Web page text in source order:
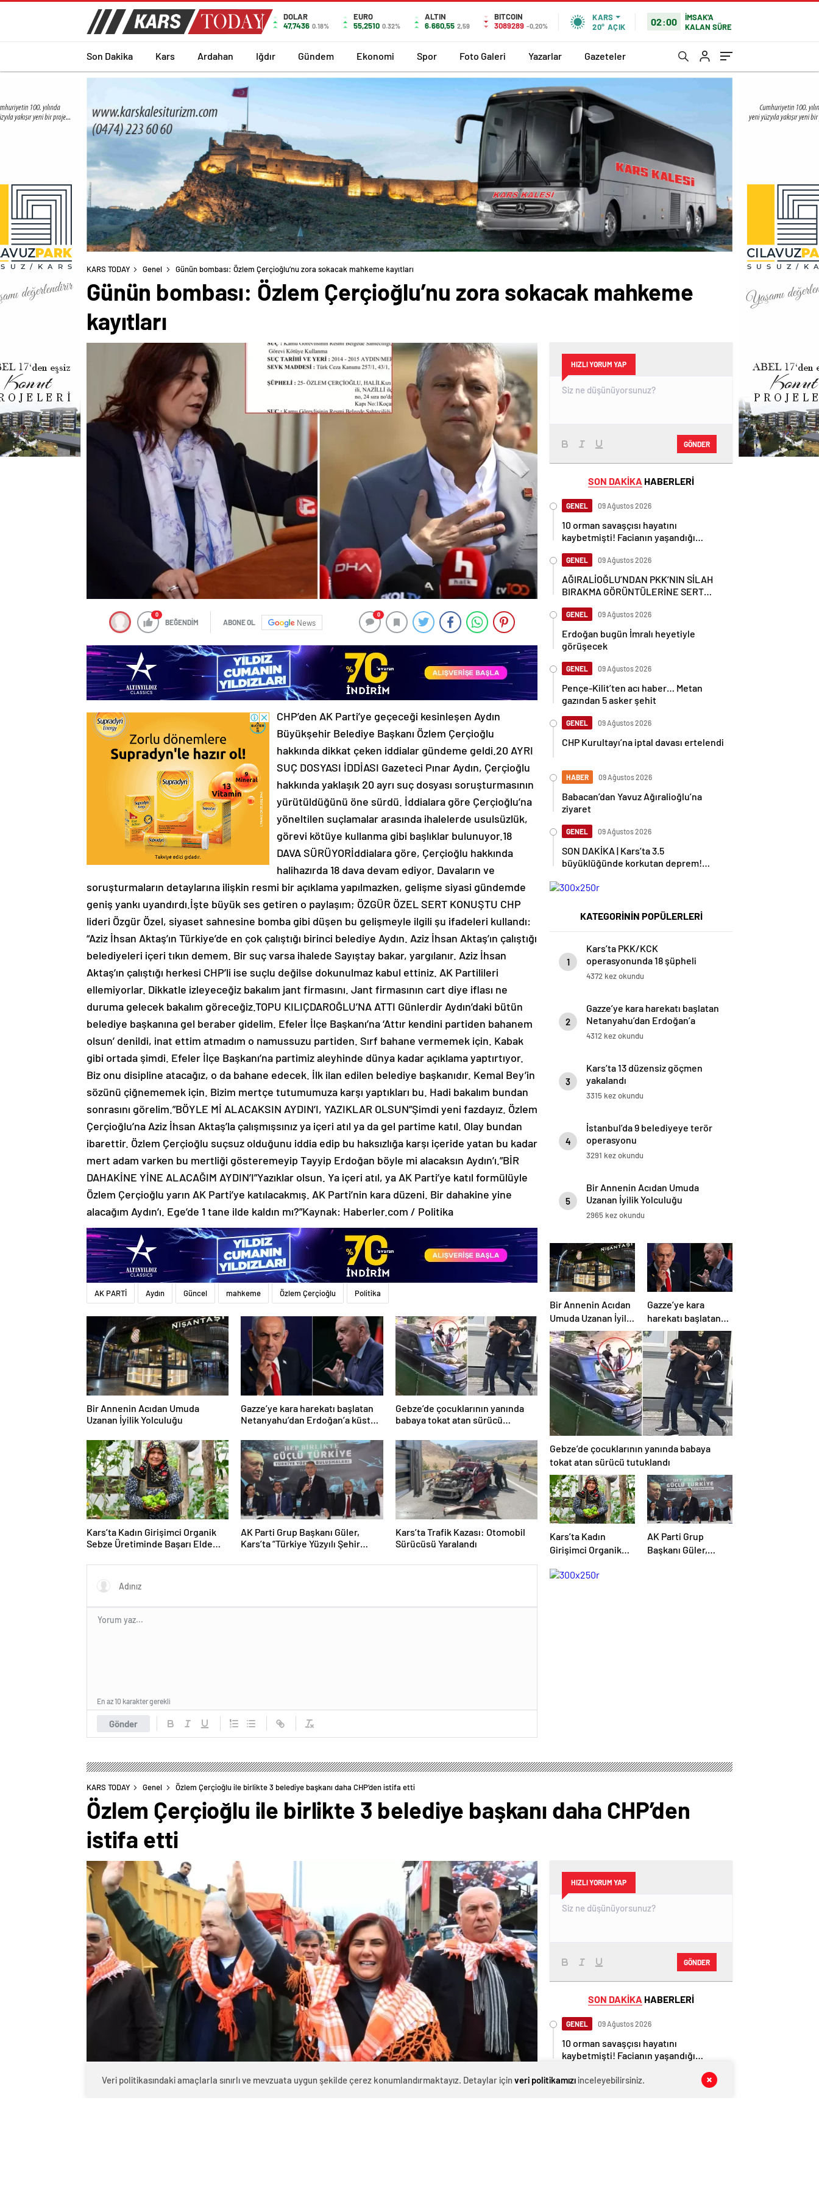
DOLAR
47,7436 0.18%
EURO
55,2510 0.32%
ALTIN
6.660,55 2,59
BITCOIN
3089289 -0,20%
KARS
20° AÇIK 02:00
İMSAK'A
KALAN SÜRE
Son Dakika Kars Ardahan Iğdır Gündem Ekonomi Spor Foto Galeri Yazarlar Gazeteler
KARS TODAY Genel Günün bombası: Özlem Çerçioğlu’nu zora sokacak mahkeme kayıtları
Günün bombası: Özlem Çerçioğlu’nu zora sokacak mahkeme
kayıtları
0
BEĞENDİM ABONE OL News
0
CHP’den AK Parti’ye geçeceği kesinleşen Aydın
Büyükşehir Belediye Başkanı Özlem Çerçioğlu
hakkında dikkat çeken iddialar gündeme geldi.20 AYRI
SUÇ DOSYASI İDDİASI Gazeteci Pınar Aydın, Çerçioğlu
hakkında yaklaşık 20 ayrı suç dosyası soruşturmasının
yürütüldüğünü öne sürdü. İddialara göre Çerçioğlu’na
yöneltilen suçlamalar arasında ihalelerde usulsüzlük,
görevi kötüye kullanma gibi başlıklar bulunuyor.18
DAVA SÜRÜYORİddialara göre, Çerçioğlu hakkında
halihazırda 18 dava devam ediyor. Davaların ve
soruşturmaların detaylarına ilişkin resmi bir açıklama yapılmazken, gelişme siyasi gündemde
geniş yankı uyandırdı.İşte büyük ses getiren o paylaşım; ÖZGÜR ÖZEL SERT KONUŞTU CHP
lideri Özgür Özel, siyaset sahnesine bomba gibi düşen bu gelişmeyle ilgili şu ifadeleri kullandı:
“Aziz İhsan Aktaş’ın Türkiye’de en çok çalıştığı birinci belediye Aydın. Aziz İhsan Aktaş’ın çalıştığı
belediyeleri içeri tıkın demem. Bir suç varsa ihalede Sayıştay bakar, yargılanır. Aziz İhsan
Aktaş’ın çalıştığı herkesi CHP’li ise suçlu değilse dokunulmaz kabul ettiniz. AK Partilileri
ellemiyorlar. Dikkatle izleyeceğiz bakalım jant firmasını. Jant firmasının cart diye iflası ne
duruma gelecek bakalım göreceğiz.TOPU KILIÇDAROĞLU’NA ATTI Günlerdir Aydın’daki bütün
belediye başkanına gel beraber gidelim. Efeler İlçe Başkanı’na ‘Attır kendini partiden bahanem
olsun’ denildi, inat ettim atmadım o namussuzu partiden. Sırf bahane vermemek için. Kabak
gibi ortada şimdi. Efeler İlçe Başkanı’na partimiz aleyhinde dünya kadar açıklama yaptırtıyor.
Biz onu disipline atacağız, o da bahane edecek. İlk ilan edilen belediye başkanıdır. Kemal Bey’in
sözünü çiğnememek için. Bizim mertçe tutumumuza karşı yaptıkları bu. Hadi bakalım bundan
sonrasını görelim.”BÖYLE Mİ ALACAKSIN AYDIN’I, YAZIKLAR OLSUN”Şimdi yeni fazdayız. Özlem
Çerçioğlu’na Aziz İhsan Aktaş’la çalışmışsınız ya içeri atıl ya da gel partime katıl. Olay bundan
ibarettir. Özlem Çerçioğlu suçsuz olduğunu iddia edip bu haksızlığa karşı içeride yatan bu kadar
mert adam varken bu mertliği gösteremeyip Tayyip Erdoğan böyle mi alacaksın Aydın’ı.”BİR
DAHAKİNE YİNE ALACAĞIM AYDIN’I”Yazıklar olsun. Ya içeri atıl, ya AK Parti’ye katıl formülüyle
Özlem Çerçioğlu yarın AK Parti’ye katılacakmış. AK Parti’nin kara düzeni. Bir dahakine yine
alacağım Aydın’ı. Ege’de 1 tane ilde kaldın mı?”Kaynak: Haberler.com / Politika
AK PARTİ Aydın Güncel mahkeme Özlem Çerçioğlu Politika
Bir Annenin Acıdan Umuda
Uzanan İyilik Yolculuğu
Gazze’ye kara harekatı başlatan
Netanyahu’dan Erdoğan’a küstah
Gebze’de çocuklarının yanında
babaya tokat atan sürücü
Kars’ta Kadın Girişimci Organik
Sebze Üretiminde Başarı Elde
AK Parti Grup Başkanı Güler,
Kars’ta “Türkiye Yüzyılı Şehir
Açıklaması
Kars’ta Trafik Kazası: Otomobil
Sürücüsü Yaralandı
Gönder
En az 10 karakter gerekli
HIZLI YORUM YAP
GÖNDER
SON DAKİKA HABERLERİ
GENEL 09 Ağustos 2026
10 orman savaşçısı hayatını
kaybetmişti! Facianın yaşandığı
GENEL 09 Ağustos 2026
AĞIRALİOĞLU’NDAN PKK’NIN SİLAH
BIRAKMA GÖRÜNTÜLERİNE SERT
GENEL 09 Ağustos 2026
Erdoğan bugün İmralı heyetiyle
görüşecek
GENEL 09 Ağustos 2026
Pençe-Kilit’ten acı haber… Metan
gazından 5 asker şehit
GENEL 09 Ağustos 2026
CHP Kurultayı’na iptal davası ertelendi
HABER 09 Ağustos 2026
Babacan’dan Yavuz Ağıralioğlu’na
ziyaret
GENEL 09 Ağustos 2026
SON DAKİKA | Kars’ta 3.5
büyüklüğünde korkutan deprem!
KATEGORİNİN POPÜLERLERİ
1
Kars’ta PKK/KCK
operasyonunda 18 şüpheli
yakalandı
4372 kez okundu
2
Gazze’ye kara harekatı başlatan
Netanyahu’dan Erdoğan’a
küstah sözler
4312 kez okundu
3
Kars’ta 13 düzensiz göçmen
yakalandı
3315 kez okundu
4
İstanbul’da 9 belediyeye terör
operasyonu
3291 kez okundu
5
Bir Annenin Acıdan Umuda
Uzanan İyilik Yolculuğu
2965 kez okundu
Bir Annenin Acıdan
Umuda Uzanan İyilik
Yolculuğu
Gazze’ye kara
harekatı başlatan
Netanyahu’dan
Erdoğan’a küstah
sözler
Gebze’de çocuklarının yanında babaya
tokat atan sürücü tutuklandı
Kars’ta Kadın
Girişimci Organik
Başarı Elde Etti
AK Parti Grup
Başkanı Güler,
KARS TODAY Genel Özlem Çerçioğlu ile birlikte 3 belediye başkanı daha CHP’den istifa etti
Özlem Çerçioğlu ile birlikte 3 belediye başkanı daha CHP’den
istifa etti
HIZLI YORUM YAP
GÖNDER
SON DAKİKA HABERLERİ
GENEL 09 Ağustos 2026
10 orman savaşçısı hayatını
kaybetmişti! Facianın yaşandığı
GENEL 09 Ağustos 2026
Veri politikasındaki amaçlarla sınırlı ve mevzuata uygun şekilde çerez konumlandırmaktayız. Detaylar için veri politikamızıinceleyebilirsiniz.